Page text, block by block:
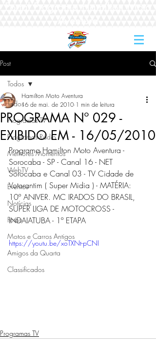
Post
Todos
Programas TV
Programas Rádio
Melhores Momentos
WebTV
Eventos
Notícias
Fotos
Motos e Carros Antigos
Amigos da Quarta
Classificados
Todos
PROGRAMA Nº 029 -
EXIBIDO EM - 16/05/2010
Hamilton Moto Aventura
16 de mai. de 2010 1 min de leitura
Programa Hamilton Moto Aventura -
Sorocaba - SP - Canal 16 - NET
Sorocaba e Canal 03 - TV Cidade de
Votorantim ( Super Midia ) - MATÉRIA:
10º ANIVER. MC IRADOS DO BRASIL,
SUPER LIGA DE MOTOCROSS -
INDAIATUBA - 1º ETAPA
https://youtu.be/xoTXNt-pCNI
Programas TV